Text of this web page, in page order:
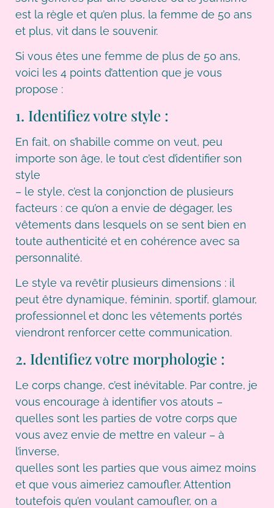
est la règle et qu’en plus, la femme de 50 ans
et plus, vit dans le souvenir.
Si vous êtes une femme de plus de 50 ans,
voici les 4 points d’attention que je vous
propose :
1. Identifiez votre style :
En fait, on s’habille comme on veut, peu
importe son âge, le tout c’est d’identifier son
style
– le style, c’est la conjonction de plusieurs
facteurs : ce qu’on a envie de dégager, les
vêtements dans lesquels on se sent bien en
toute authenticité et en cohérence avec sa
personnalité.
Le style va revêtir plusieurs dimensions : il
peut être dynamique, féminin, sportif, glamour,
professionnel et donc les vêtements portés
viendront renforcer cette communication.
2. Identifiez votre morphologie :
Le corps change, c’est inévitable. Par contre, je
vous encourage à identifier vos atouts –
quelles sont les parties de votre corps que
vous avez envie de mettre en valeur – à
l’inverse,
quelles sont les parties que vous aimez moins
et que vous aimeriez camoufler. Attention
toutefois qu’en voulant camoufler, on a